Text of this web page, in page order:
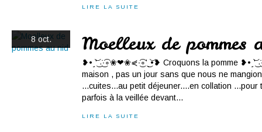
LIRE LA SUITE
8 oct. Moelleux de pommes
❥•˼͝ʹ͜ ˓̇͜∙͡∘❀❤❀⋞∙͜͡∘ʹ͜˻͝•❥ Croquons la pomme ❥•˼͝ʹ͜
maison , pas un jour sans que nous ne
...cuites...au petit déjeuner....en collation ...pour
parfois à la veillée devant...
LIRE LA SUITE